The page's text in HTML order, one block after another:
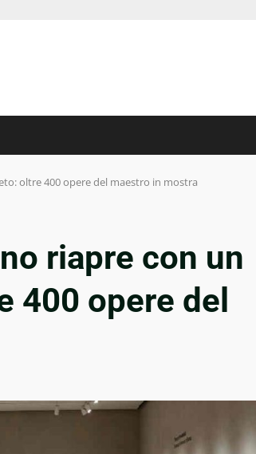
oltre 400 opere del maestro in mostra
riapre con un
400 opere del